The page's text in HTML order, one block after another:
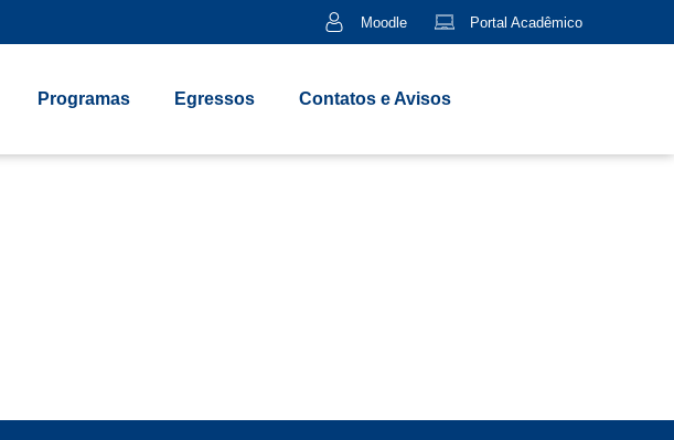
Moodle Portal Acadêmico
Programas Egressos Contatos e Avisos